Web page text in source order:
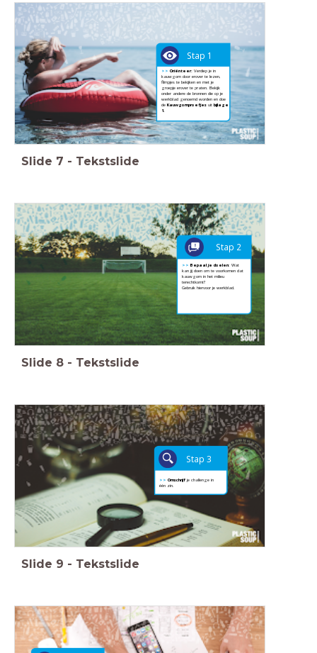
>>Oriënteer:Verdiep je in
kauwgom door erover te lezen,
filmpjes te bekijken en met je
groepje erover te praten. Bekijk
onder andere de bronnen die op je
werkblad genoemd worden en doe
deKauwgomproefjes uitbijlage
1.
Stap 1
Slide 7 - Tekstslide
Stap 2
>> Bepaal je doelen: Wat
kan jij doen om te voorkomen dat
kauwgom in het milieu
terechtkomt?
Gebruik hiervoor je werkblad.
Slide 8 - Tekstslide
Stap 3
>> Omschrijf je challenge in
één zin.
Slide 9 - Tekstslide